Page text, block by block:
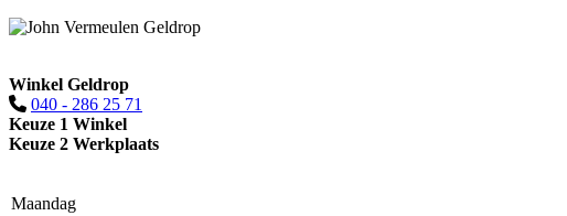
Winkel Geldrop
040 - 286 25 71
Keuze 1 Winkel
Keuze 2 Werkplaats
Maandag